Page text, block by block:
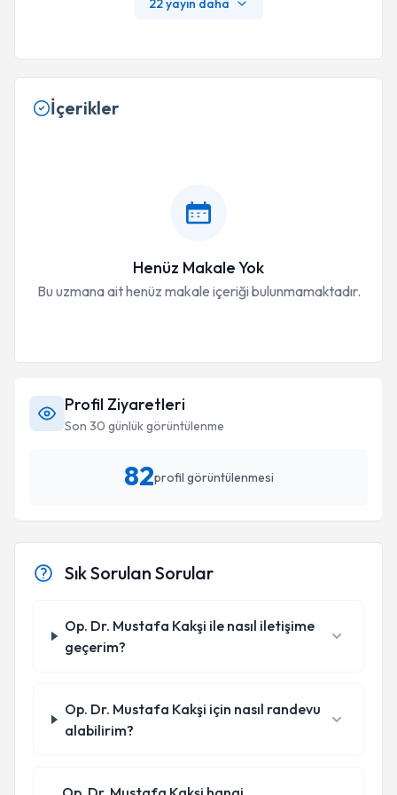
22 yayın daha
İçerikler
Henüz Makale Yok
Bu uzmana ait henüz makale içeriği bulunmamaktadır.
Profil Ziyaretleri
Son 30 günlük görüntülenme
82profil görüntülenmesi
Sık Sorulan Sorular
Op. Dr. Mustafa Kakşi ile nasıl iletişime
geçerim?
Op. Dr. Mustafa Kakşi için nasıl randevu
alabilirim?